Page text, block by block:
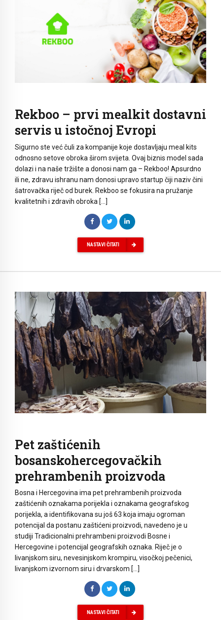
Rekboo – prvi mealkit dostavni
servis u istočnoj Evropi
Sigurno ste već čuli za kompanije koje dostavljaju meal kits
odnosno setove obroka širom svijeta. Ovaj biznis model sada
dolazi i na naše tržište a donosi nam ga – Rekboo! Apsurdno
ili ne, zdravu ishranu nam donosi upravo startup čiji naziv čini
šatrovačka riječ od burek. Rekboo se fokusira na pružanje
kvalitetnih i zdravih obroka […]
NASTAVI ČITATI
Pet zaštićenih
bosanskohercegovačkih
prehrambenih proizvoda
Bosna i Hercegovina ima pet prehrambenih proizvoda
zaštićenih oznakama porijekla i oznakama geografskog
porijekla, a identifikovana su još 63 koja imaju ogroman
potencijal da postanu zaštićeni proizvodi, navedeno je u
studiji Tradicionalni prehrambeni proizvodi Bosne i
Hercegovine i potencijal geografskih oznaka. Riječ je o
livanjskom siru, nevesinjskom krompiru, visočkoj pečenici,
livanjskom izvornom siru i drvarskom […]
NASTAVI ČITATI